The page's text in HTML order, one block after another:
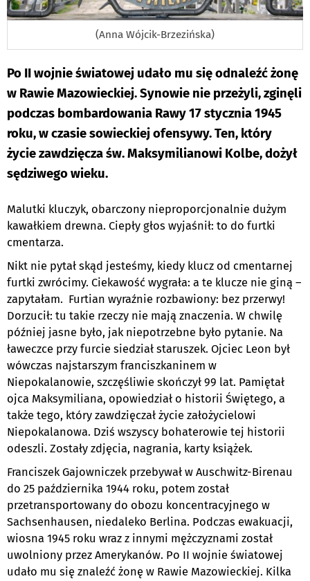
(Anna Wójcik-Brzezińska)
Po II wojnie światowej udało mu się odnaleźć żonę
w Rawie Mazowieckiej. Synowie nie przeżyli, zginęli
podczas bombardowania Rawy 17 stycznia 1945
roku, w czasie sowieckiej ofensywy. Ten, który
życie zawdzięcza św. Maksymilianowi Kolbe, dożył
sędziwego wieku.
Malutki kluczyk, obarczony nieproporcjonalnie dużym
kawałkiem drewna. Ciepły głos wyjaśnił: to do furtki
cmentarza.
Nikt nie pytał skąd jesteśmy, kiedy klucz od cmentarnej
furtki zwrócimy. Ciekawość wygrała: a te klucze nie giną –
zapytałam. Furtian wyraźnie rozbawiony: bez przerwy!
Dorzucił: tu takie rzeczy nie mają znaczenia. W chwilę
później jasne było, jak niepotrzebne było pytanie. Na
ławeczce przy furcie siedział staruszek. Ojciec Leon był
wówczas najstarszym franciszkaninem w
Niepokalanowie, szczęśliwie skończył 99 lat. Pamiętał
ojca Maksymiliana, opowiedział o historii Świętego, a
także tego, który zawdzięczał życie założycielowi
Niepokalanowa. Dziś wszyscy bohaterowie tej historii
odeszli. Zostały zdjęcia, nagrania, karty książek.
Franciszek Gajowniczek przebywał w Auschwitz-Birenau
do 25 października 1944 roku, potem został
przetransportowany do obozu koncentracyjnego w
Sachsenhausen, niedaleko Berlina. Podczas ewakuacji,
wiosna 1945 roku wraz z innymi mężczyznami został
uwolniony przez Amerykanów. Po II wojnie światowej
udało mu się znaleźć żonę w Rawie Mazowieckiej. Kilka